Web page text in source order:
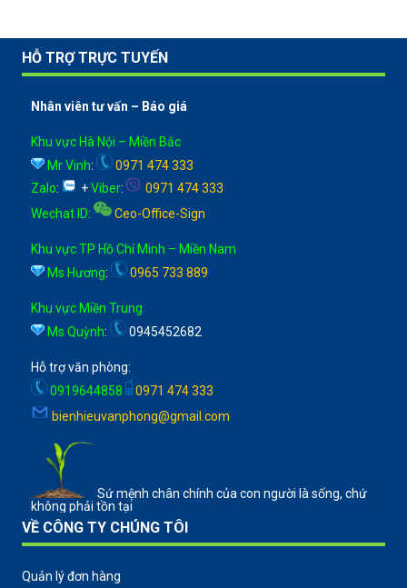
HỖ TRỢ TRỰC TUYẾN
Nhân viên tư vấn – Báo giá
Khu vực Hà Nội – Miền Bắc
Mr Vinh:
0971 474 333
Zalo: +Viber:
0971 474 333
Wechat ID: Ceo-Office-Sign
Khu vực TP Hồ Chí Minh – Miền Nam
Ms Hương: 0965 733 889
Khu vực Miền Trung
Ms Quỳnh: 0945452682
Hỗ trợ văn phòng:
0919644858
0971 474 333
bienhieuvanphong@gmail.com
Sứ mệnh chân chính của con người là sống, chứ
không phải tồn tại
VỀ CÔNG TY CHÚNG TÔI
Quản lý đơn hàng